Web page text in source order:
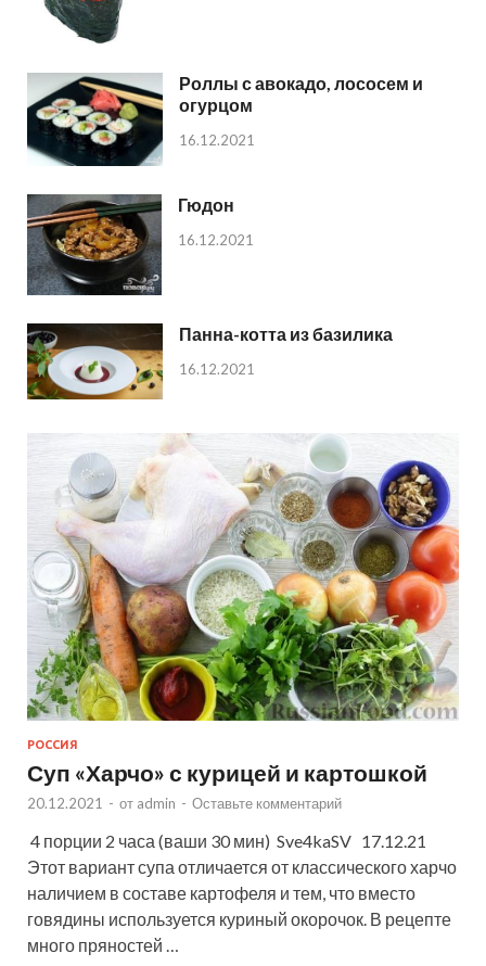
Роллы с авокадо, лососем и
огурцом
16.12.2021
Гюдон
16.12.2021
Панна-котта из базилика
16.12.2021
РОССИЯ
Суп «Харчо» с курицей и картошкой
20.12.2021 - от admin - Оставьте комментарий
4 порции 2 часа (ваши 30 мин) Sve4kaSV 17.12.21
Этот вариант супа отличается от классического харчо
наличием в составе картофеля и тем, что вместо
говядины используется куриный окорочок. В рецепте
много пряностей …